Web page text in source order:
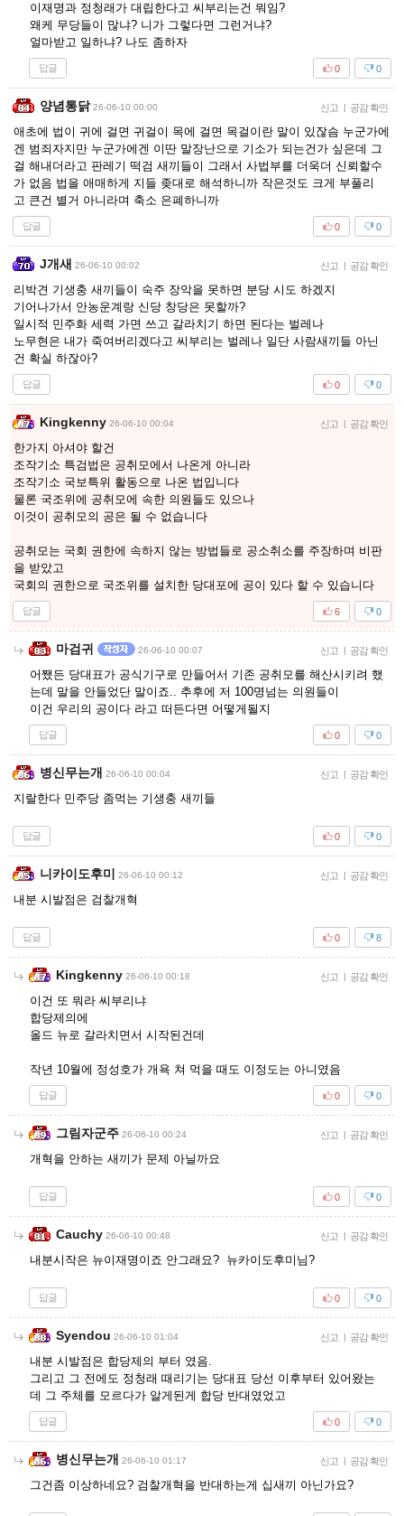
이재명과 정청래가 대립한다고 씨부리는건 뭐임?
왜케 무당들이 많냐? 니가 그렇다면 그런거냐?
얼마받고 일하냐? 나도 좀하자
답글 0
0
양념통닭 26-06-10 00:00 신고 공감 확인
애초에 법이 귀에 걸면 귀걸이 목에 걸면 목걸이란 말이 있잖슴 누군가에
겐 범죄자지만 누군가에겐 이딴 말장난으로 기소가 되는건가 싶은데 그
걸 해내더라고 판레기 떡검 새끼들이 그래서 사법부를 더욱더 신뢰할수
가 없음 법을 애매하게 지들 좆대로 해석하니까 작은것도 크게 부풀리
고 큰건 별거 아니라며 축소 은폐하니까
답글 0
0
J개새 26-06-10 00:02 신고 공감 확인
리박견 기생충 새끼들이 숙주 장악을 못하면 분당 시도 하겠지
기어나가서 안농운계랑 신당 창당은 못할까?
일시적 민주화 세력 가면 쓰고 갈라치기 하면 된다는 벌레나
노무현은 내가 죽여버리겠다고 씨부리는 벌레나 일단 사람새끼들 아닌
건 확실 하잖아?
답글 0
0
Kingkenny 26-06-10 00:04 신고 공감 확인
한가지 아셔야 할건
조작기소 특검법은 공취모에서 나온게 아니라
조작기소 국보특위 활동으로 나온 법입니다
물론 국조위에 공취모에 속한 의원들도 있으나
이것이 공취모의 공은 될 수 없습니다
공취모는 국회 권한에 속하지 않는 방법들로 공소취소를 주장하며 비판
을 받았고
국회의 권한으로 국조위를 설치한 당대포에 공이 있다 할 수 있습니다
답글 0
6
마검귀 26-06-10 00:07 신고 공감 확인
어쨌든 당대표가 공식기구로 만들어서 기존 공취모를 해산시키려 했
는데 말을 안들었단 말이죠.. 추후에 저 100명넘는 의원들이
이건 우리의 공이다 라고 떠든다면 어떻게될지
답글 0
0
병신무는개 26-06-10 00:04 신고 공감 확인
지랄한다 민주당 좀먹는 기생충 새끼들
답글 0
0
니카이도후미 26-06-10 00:12 신고 공감 확인
내분 시발점은 검찰개혁
답글 8
0
Kingkenny 26-06-10 00:18 신고 공감 확인
이건 또 뭐라 씨부리냐
합당제의에
올드 뉴로 갈라치면서 시작된건데
작년 10월에 정성호가 개욕 쳐 먹을 때도 이정도는 아니였음
답글 0
0
그림자군주 26-06-10 00:24 신고 공감 확인
개혁을 안하는 새끼가 문제 아닐까요
답글 0
0
Cauchy 26-06-10 00:48 신고 공감 확인
내분시작은 뉴이재명이죠 안그래요? 뉴카이도후미님?
답글 0
0
Syendou 26-06-10 01:04 신고 공감 확인
내분 시발점은 합당제의 부터 였음.
그리고 그 전에도 정청래 때리기는 당대표 당선 이후부터 있어왔는
데 그 주체를 모르다가 알게된게 합당 반대였었고
답글 0
0
병신무는개 26-06-10 01:17 신고 공감 확인
그건좀 이상하네요? 검찰개혁을 반대하는게 십새끼 아닌가요?